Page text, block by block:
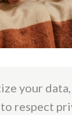
your
respect